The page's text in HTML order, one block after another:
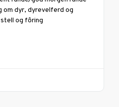
om dyr, dyrevelferd og
og fôring